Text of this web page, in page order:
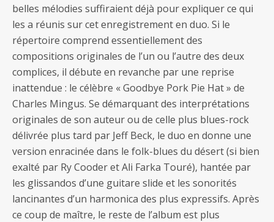
belles mélodies suffiraient déjà pour expliquer ce qui
les a réunis sur cet enregistrement en duo. Si le
répertoire comprend essentiellement des
compositions originales de l’un ou l’autre des deux
complices, il débute en revanche par une reprise
inattendue : le célèbre « Goodbye Pork Pie Hat » de
Charles Mingus. Se démarquant des interprétations
originales de son auteur ou de celle plus blues-rock
délivrée plus tard par Jeff Beck, le duo en donne une
version enracinée dans le folk-blues du désert (si bien
exalté par Ry Cooder et Ali Farka Touré), hantée par
les glissandos d’une guitare slide et les sonorités
lancinantes d’un harmonica des plus expressifs. Après
ce coup de maître, le reste de l’album est plus